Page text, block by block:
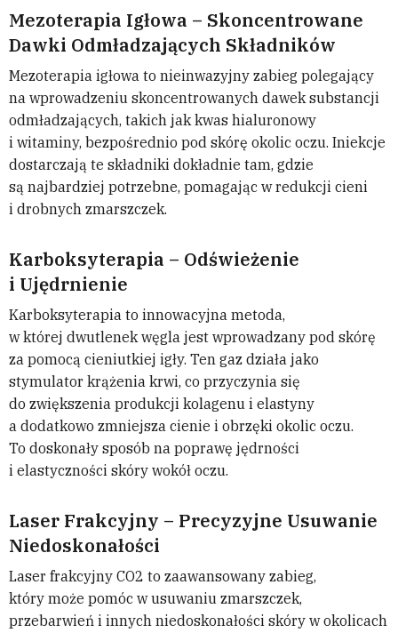
Mezoterapia Igłowa – Skoncentrowane
Dawki Odmładzających Składników
Mezoterapia igłowa to nieinwazyjny zabieg polegający
na wprowadzeniu skoncentrowanych dawek substancji
odmładzających, takich jak kwas hialuronowy
i witaminy, bezpośrednio pod skórę okolic oczu. Iniekcje
dostarczają te składniki dokładnie tam, gdzie
są najbardziej potrzebne, pomagając w redukcji cieni
i drobnych zmarszczek.
Karboksyterapia – Odświeżenie
i Ujędrnienie
Karboksyterapia to innowacyjna metoda,
w której dwutlenek węgla jest wprowadzany pod skórę
za pomocą cieniutkiej igły. Ten gaz działa jako
stymulator krążenia krwi, co przyczynia się
do zwiększenia produkcji kolagenu i elastyny
a dodatkowo zmniejsza cienie i obrzęki okolic oczu.
To doskonały sposób na poprawę jędrności
i elastyczności skóry wokół oczu.
Laser Frakcyjny – Precyzyjne Usuwanie
Niedoskonałości
Laser frakcyjny CO2 to zaawansowany zabieg,
który może pomóc w usuwaniu zmarszczek,
przebarwień i innych niedoskonałości skóry w okolicach